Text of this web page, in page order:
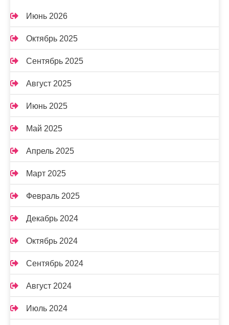
Июнь 2026
Октябрь 2025
Сентябрь 2025
Август 2025
Июнь 2025
Май 2025
Апрель 2025
Март 2025
Февраль 2025
Декабрь 2024
Октябрь 2024
Сентябрь 2024
Август 2024
Июль 2024